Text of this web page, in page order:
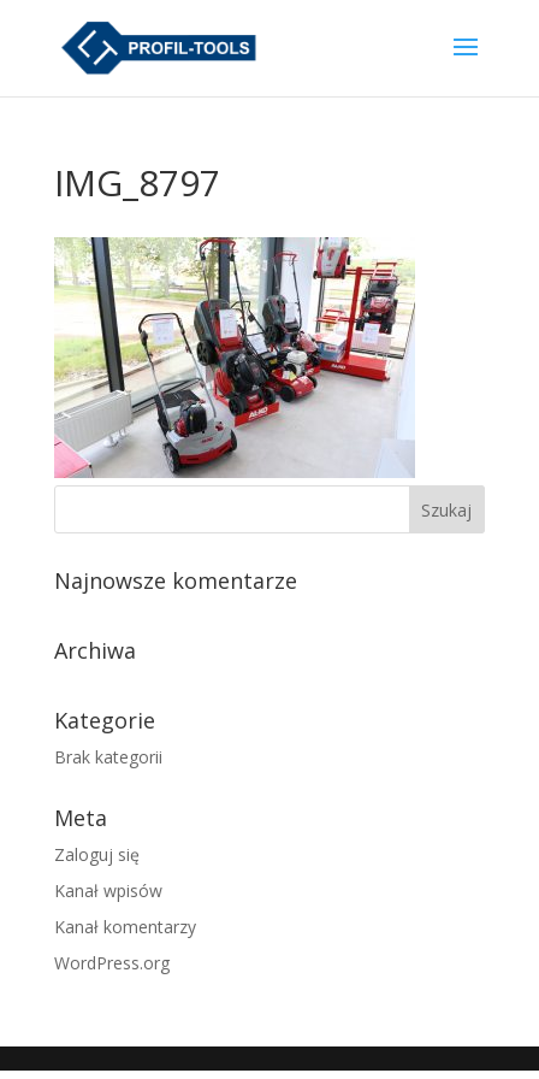
IMG_8797
Najnowsze komentarze
Archiwa
Kategorie
Brak kategorii
Meta
Zaloguj się
Kanał wpisów
Kanał komentarzy
WordPress.org